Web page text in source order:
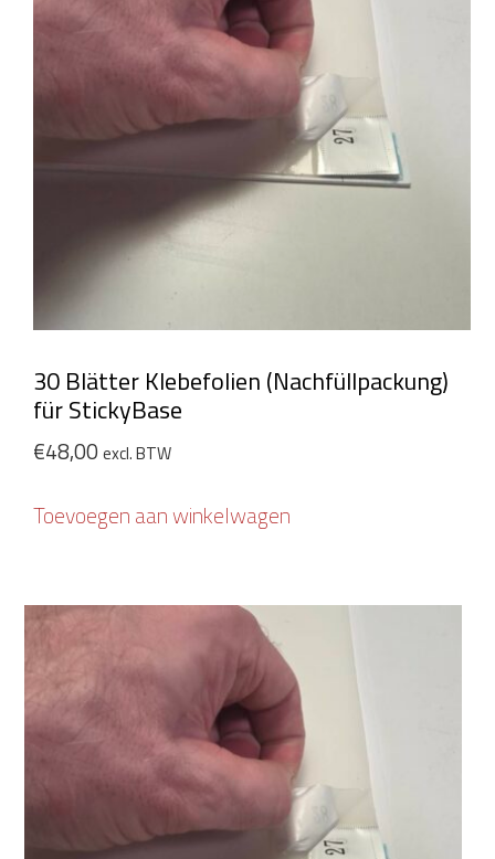
30 Blätter Klebefolien (Nachfüllpackung)
für StickyBase
€48,00 excl. BTW
Toevoegen aan winkelwagen